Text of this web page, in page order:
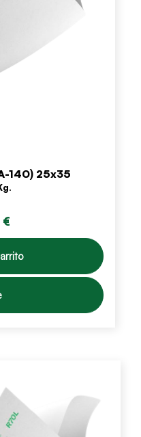
140) 25x35